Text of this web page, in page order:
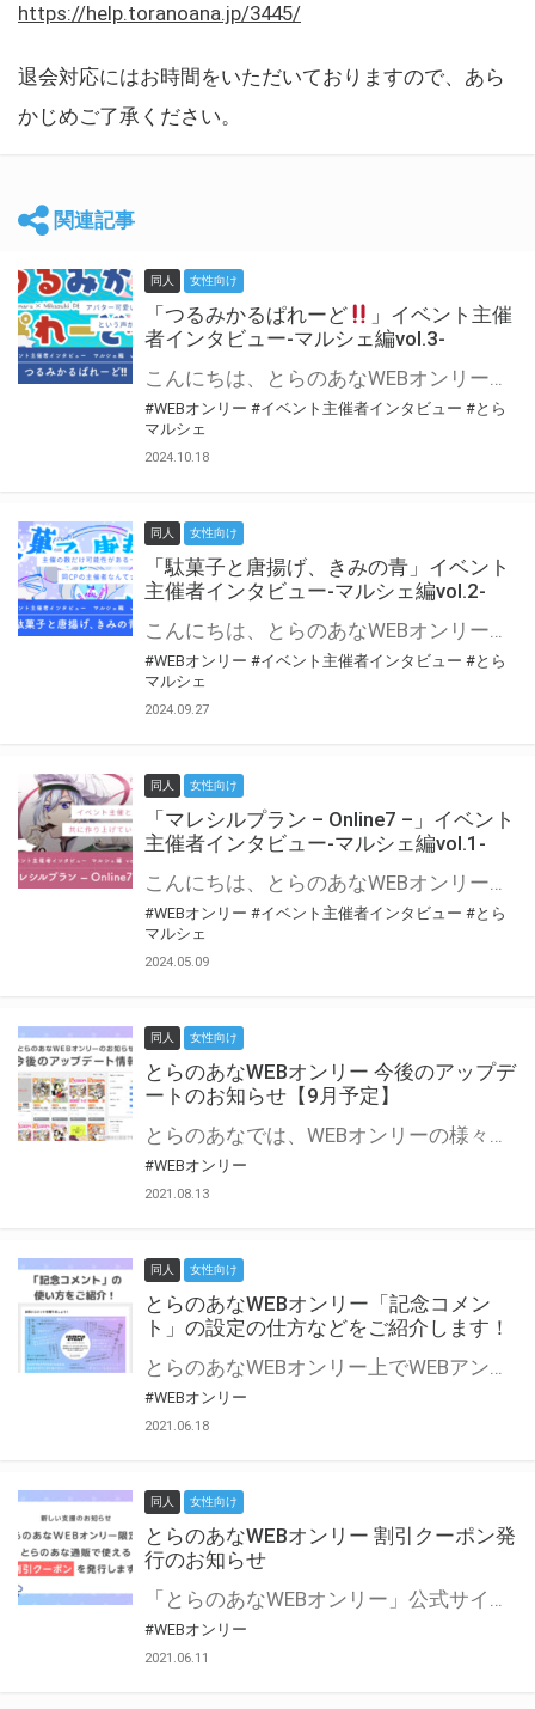
https://help.toranoana.jp/3445/
退会対応にはお時間をいただいておりますので、あら
かじめご了承ください。
関連記事
同人 女性向け
「つるみかるぱれーど
」イベント主催
者インタビュー-マルシェ編vol.3-
こんにちは、とらのあなWEBオンリー運営スタッフです。 新たにお届けする、イベント主催者インタビュー-マルシェ編-は、 とらのあなWEBオンリー「マルシェ」をご利用した主催様に 「マルシェ」を使って開催した感想や心がけをお聞きする企画です。 今回は、WEBオンリー初開催「つるみかるぱれーど
#WEBオンリー #イベント主催者インタビュー #とら
マルシェ
2024.10.18
同人 女性向け
「駄菓子と唐揚げ、きみの青」イベント
主催者インタビュー-マルシェ編vol.2-
こんにちは、とらのあなWEBオンリー運営スタッフです。 新たにお届けする、イベント主催者インタビュー-マルシェ編-は、 とらのあなWEBオンリー「マルシェ」をご利用の主催様に 「マルシェ」を使ってイベントを開催した感想や心がけをお聞きする企画です。 今回は、WEBオンリー初開催「駄菓子と唐揚げ、きみの青」より、 主催のぎこ六屋様にお話を伺いました。 協力：ぎこ六屋様／イベント公式Twitter（@krkgwks） とらのあなWEBオンリー「マルシェ」とは？ WEBオンリーでリアルタイムでコミュニケーションがとれるオンライン会場です。
#WEBオンリー #イベント主催者インタビュー #とら
マルシェ
2024.09.27
同人 女性向け
「マレシルプラン – Online7 –」イベント
主催者インタビュー-マルシェ編vol.1-
こんにちは、とらのあなWEBオンリー運営スタッフです。 新たにお届けする、イベント主催者インタビュー-マルシェ編-は、 とらのあなWEBオンリー「マルシェ」をご利用した主催様に 「マルシェ」を使って開催した感想や心がけをお聞きする企画です。 今回は、WEBオンリー開催7回目迎えた「マレシルプラン – Online7 –」より、 主催の玉川うた様にお話を伺いました。 ▼マレシルプランのインタビュー前回記事 「イベント主催者インタビュー vol.6」はこちら 協力：玉川うた様（マレシルプラン実行委員会 代表）／イベント公式Twitter（@mallesil_plan） とらのあなWEBオンリー「マルシェ」とは？ WEBオンリーでリアルタイムでコミュニケーションがとれるオンライン会場です。
#WEBオンリー #イベント主催者インタビュー #とら
マルシェ
2024.05.09
同人 女性向け
とらのあなWEBオンリー 今後のアップデ
ートのお知らせ【9月予定】
とらのあなでは、WEBオンリーの様々な支援を実施しています。 今回は2021年9月に実装を予定しているアップデート情報についてご紹介いたします。 とらのあなWEBオンリーサイトはこちら
#WEBオンリー
2021.08.13
同人 女性向け
とらのあなWEBオンリー「記念コメン
ト」の設定の仕方などをご紹介します！
とらのあなWEBオンリー上でWEBアンソロジーが作成できる「記念コメント」について、その使い方や作成手順を解説します！ 支援タイプを「サークル参加型」「サークル参加型・マルシェ(イベント会場)機能付き」でお申し込みいただいている主催者様はぜひご活用ください♪ とらのあなWEBオンリーサイトはこちら
#WEBオンリー
2021.06.18
同人 女性向け
とらのあなWEBオンリー 割引クーポン発
行のお知らせ
「とらのあなWEBオンリー」公式サイトでとらのあな通販の「割引クーポン」を配布中！ イベントごとに開催当日限定で使える割引クーポンのシリアルコードを発行します。 とらのあなWEBオンリーのページをチェックして、イベント当日にお得にお買い物を楽しみましょう♪ ※本キャンペーンは予告なく終了する場合がございます。 とらのあなWEBオンリーサイトはこちら
#WEBオンリー
2021.06.11